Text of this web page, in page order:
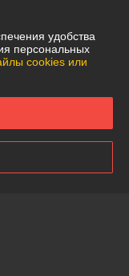
удобства
персональных
cookies или